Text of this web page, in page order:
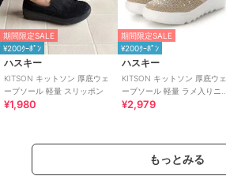
期間限定SALE
¥200ｸｰﾎﾟﾝ
ハスキー
KITSON キットソン 厚底ウェ
ーブソール 軽量 スリッポン
¥1,980
期間限定SALE
¥200ｸｰﾎﾟﾝ
ハスキー
KITSON キットソン 厚底ウェ
ーブソール 軽量 ラメ入りニッ
ト スリッポン
¥2,979
もっとみる